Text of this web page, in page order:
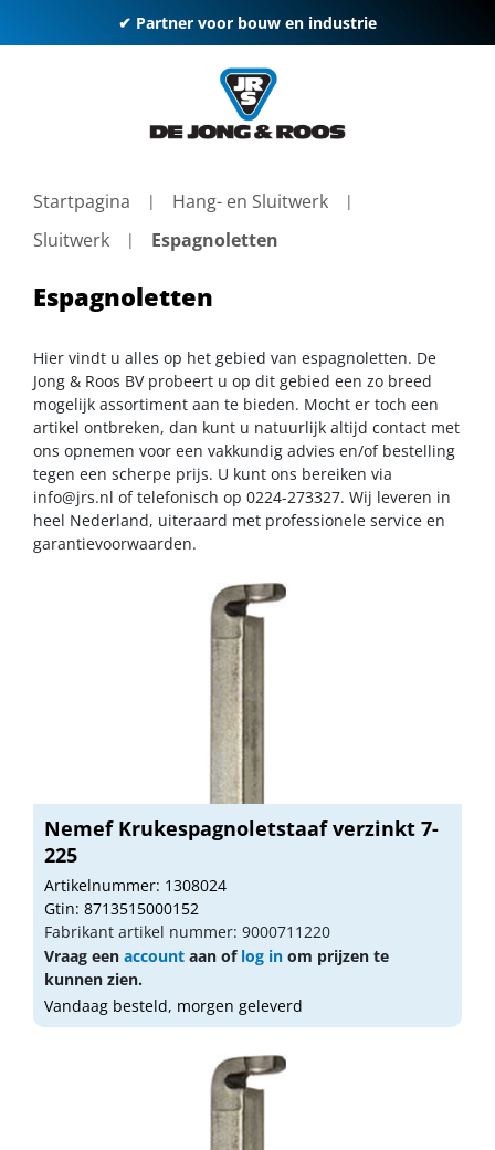
✔ Partner voor bouw en industrie
Startpagina
Hang- en Sluitwerk
Sluitwerk
Espagnoletten
Espagnoletten
Hier vindt u alles op het gebied van espagnoletten. De
Jong & Roos BV probeert u op dit gebied een zo breed
mogelijk assortiment aan te bieden. Mocht er toch een
artikel ontbreken, dan kunt u natuurlijk altijd contact met
ons opnemen voor een vakkundig advies en/of bestelling
tegen een scherpe prijs. U kunt ons bereiken via
info@jrs.nl of telefonisch op 0224-273327. Wij leveren in
heel Nederland, uiteraard met professionele service en
garantievoorwaarden.
Nemef Krukespagnoletstaaf verzinkt 7-
225
Artikelnummer: 1308024
Gtin: 8713515000152
Fabrikant artikel nummer: 9000711220
Vraag een account aan of log in om prijzen te
kunnen zien.
Vandaag besteld, morgen geleverd